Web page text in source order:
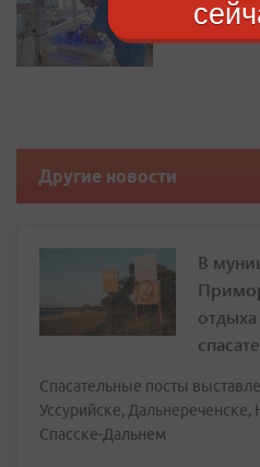
жилье:
Другие новости
В
Спасательные посты
Уссурийске, Дальнереченске,
Спасске-Дальнем